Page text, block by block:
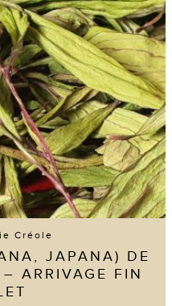
être
choisies
sur
la
page
du
produit
Créole
JAPANA) DE
ARRIVAGE FIN